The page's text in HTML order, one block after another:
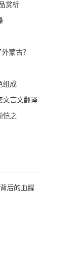
赏析
蒙古？
组成
文言文翻译
恺之
后的血腥